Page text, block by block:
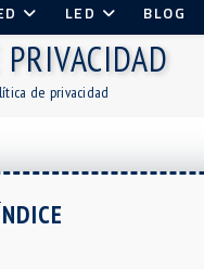
LED BLOG
de privacidad